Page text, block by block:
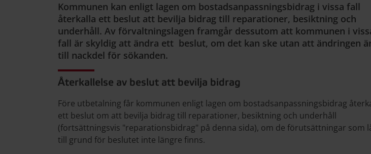
Kommunen kan enligt lagen om bostadsanpassningsbidrag i vissa fall
återkalla ett beslut att bevilja bidrag till reparationer, besiktning och
underhåll. Av förvaltningslagen framgår dessutom att kommunen i
fall är skyldig att ändra ett beslut, om det kan ske utan att ändringen
till nackdel för sökanden.
Återkallelse av beslut att bevilja bidrag
Före utbetalning får kommunen enligt lagen om bostadsanpassningsbidrag
ett beslut om att bevilja bidrag till reparationer, besiktning och underhåll
(fortsättningsvis "reparationsbidrag" på denna sida), om de förutsättningar som
till grund för beslutet inte längre finns.